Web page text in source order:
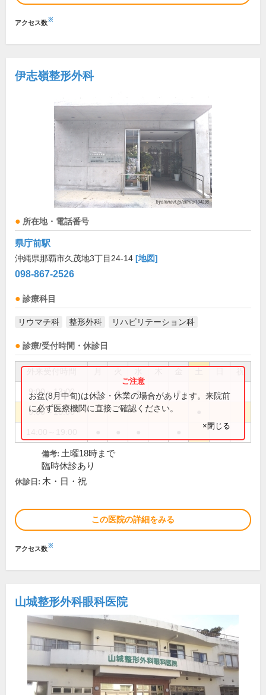
アクセス数※
伊志嶺整形外科
所在地・電話番号
県庁前駅
沖縄県那覇市久茂地3丁目24-14 [地図]
098-867-2526
診療科目
リウマチ科 整形外科 リハビリテーション科
診療/受付時間・休診日
祝
9:00～13:00 ● ● ● ●
9:00～18:00
お盆(8月中旬)は休診・休業の場合があります。来院前
に必ず医療機関に直接ご確認ください。
×閉じる
備考: 土曜18時まで
臨時休診あり
休診日: 木・日・祝
この医院の詳細をみる
アクセス数※
山城整形外科眼科医院